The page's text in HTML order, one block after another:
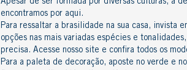
Apesar de ser formada por diversas culturas, a
encontramos por aqui.
Para ressaltar a brasilidade na sua casa, invista
opções nas mais variadas espécies e
precisa. Acesse nosso site e confira todos os
Para a paleta de decoração, aposte no verde e